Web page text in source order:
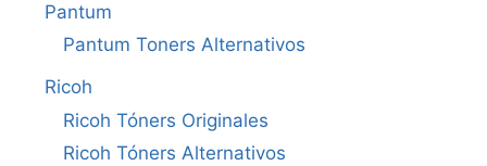
Pantum
Pantum Toners Alternativos
Ricoh
Ricoh Tóners Originales
Ricoh Tóners Alternativos